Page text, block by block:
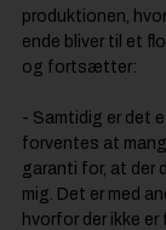
produktionen,
ende bliver til et
og fortsætter:
- Samtidig er det
forventes at
garanti for, at der
mig. Det er med
hvorfor der ikke er